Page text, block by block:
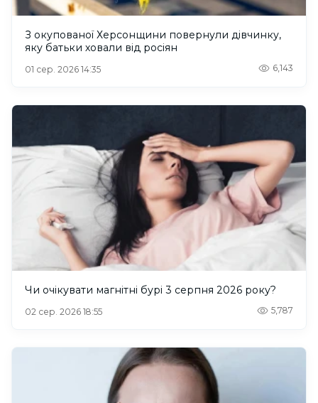
З окупованої Херсонщини повернули дівчинку,
яку батьки ховали від росіян
01 сер. 2026 14:35 6,143
Чи очікувати магнітні бурі 3 серпня 2026 року?
02 сер. 2026 18:55 5,787